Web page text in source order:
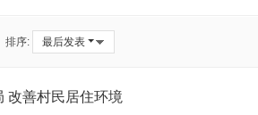
排序: 最后发表
改善村民居住环境